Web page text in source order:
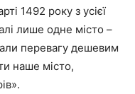
1492 року з усієї
лише одне місто –
перевагу дешевим
наше місто,